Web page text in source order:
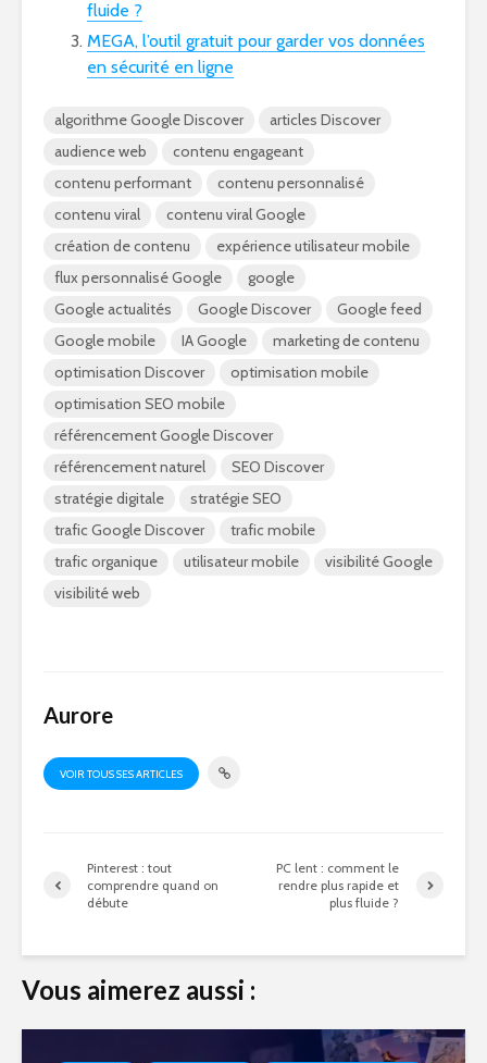
fluide ?
MEGA, l’outil gratuit pour garder vos données
en sécurité en ligne
algorithme Google Discover
articles Discover
audience web
contenu engageant
contenu performant
contenu personnalisé
contenu viral
contenu viral Google
création de contenu
expérience utilisateur mobile
flux personnalisé Google
google
Google actualités
Google Discover
Google feed
Google mobile
IA Google
marketing de contenu
optimisation Discover
optimisation mobile
optimisation SEO mobile
référencement Google Discover
référencement naturel
SEO Discover
stratégie digitale
stratégie SEO
trafic Google Discover
trafic mobile
trafic organique
utilisateur mobile
visibilité Google
visibilité web
Aurore
VOIR TOUS SES ARTICLES
Pinterest : tout
comprendre quand on
débute
PC lent : comment le
rendre plus rapide et
plus fluide ?
Vous aimerez aussi :